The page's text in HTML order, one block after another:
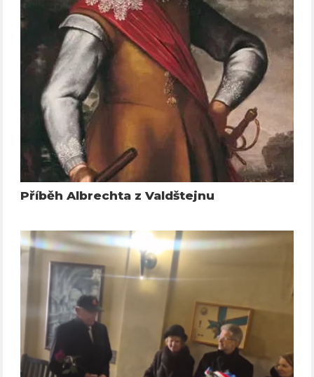
Příběh Albrechta z Valdštejnu